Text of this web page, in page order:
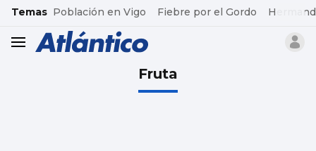
common.go-to-content
Temas Población en Vigo Fiebre por el Gordo
header.menu.open
Fruta